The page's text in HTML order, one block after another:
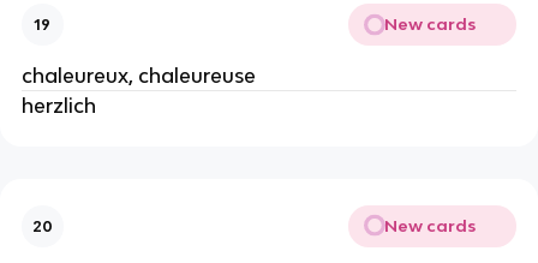
19 New cards
chaleureux, chaleureuse
herzlich
20 New cards